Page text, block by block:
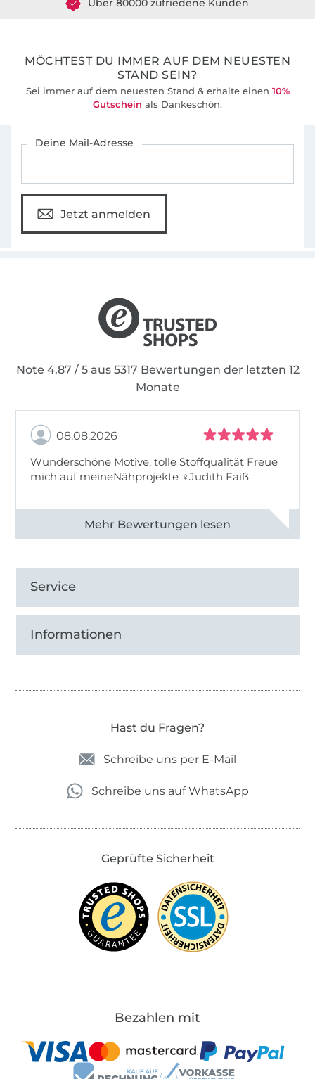
MÖCHTEST DU IMMER AUF DEM NEUESTEN
STAND SEIN?
Sei immer auf dem neuesten Stand & erhalte einen 10%
Gutschein als Dankeschön.
Deine Mail-Adresse
Jetzt anmelden
Note 4.87 / 5 aus 5317 Bewertungen der letzten 12
Monate
08.08.2026
Wunderschöne Motive, tolle Stoffqualität Freue
mich auf meineNähprojekte ♀Judith Faiß
Alle 82990 Bewertungen ansehen
Service
Informationen
Hast du Fragen?
Schreibe uns per E-Mail
Schreibe uns auf WhatsApp
Geprüfte Sicherheit
Bezahlen mit